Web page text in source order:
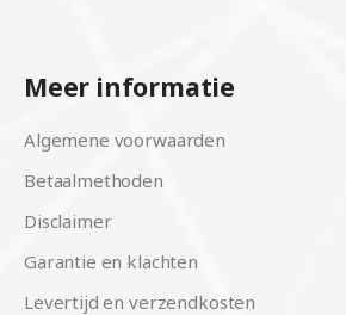
Meer informatie
Algemene voorwaarden
Betaalmethoden
Disclaimer
Garantie en klachten
Levertijd en verzendkosten